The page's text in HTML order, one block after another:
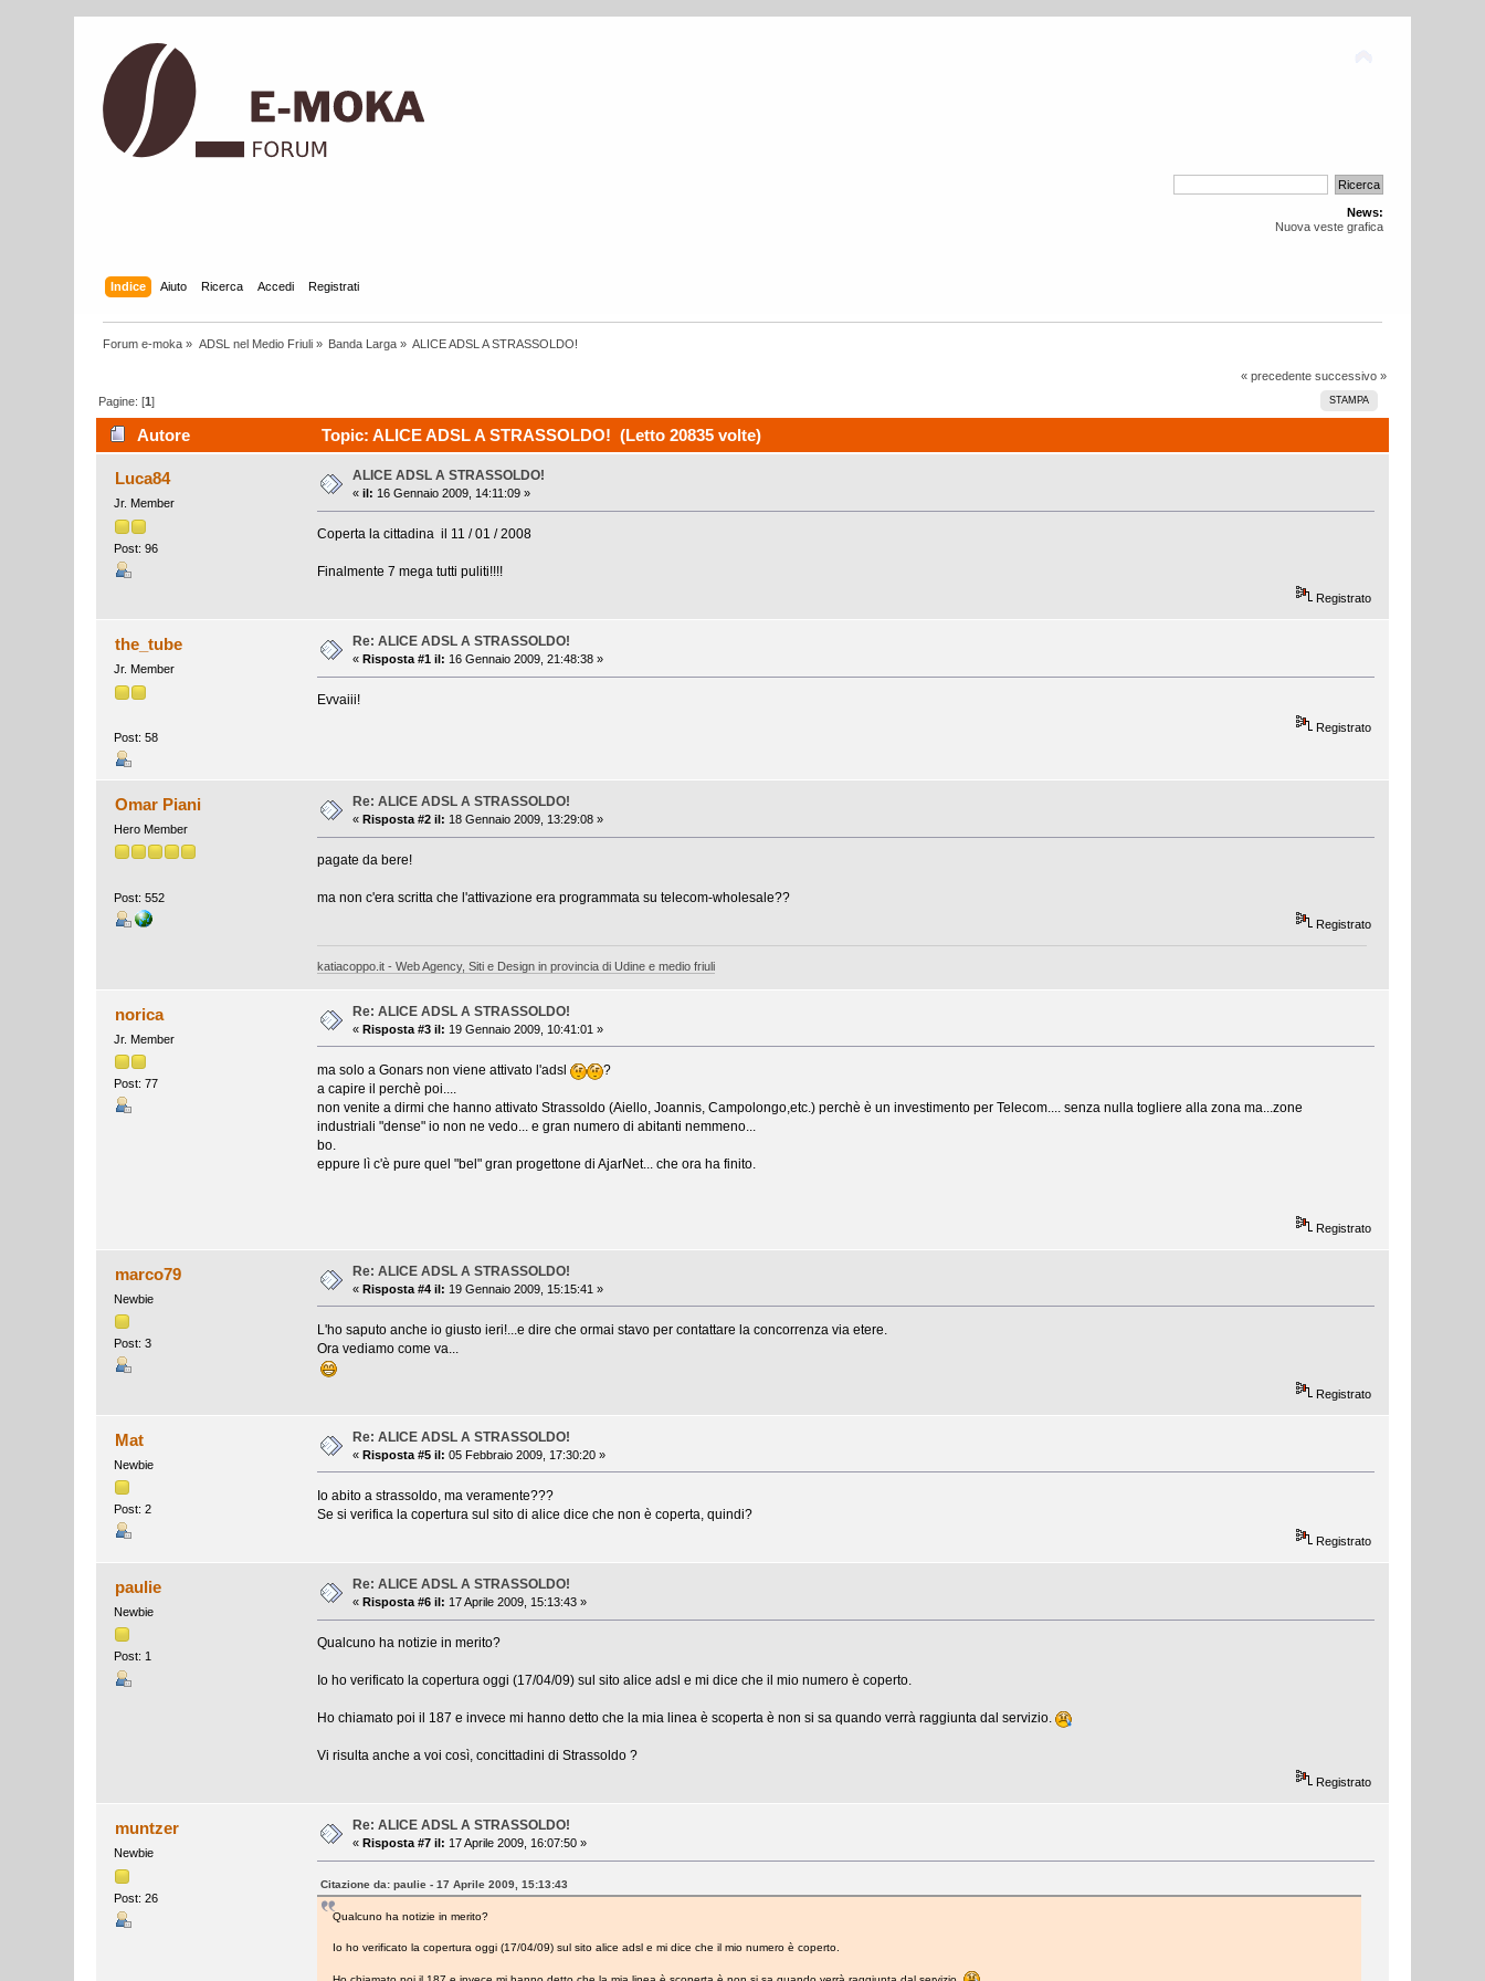
News:
Nuova veste grafica
Indice Aiuto Ricerca Accedi Registrati
Forum e-moka » ADSL nel Medio Friuli» Banda Larga » ALICE ADSL A STRASSOLDO!
« precedente successivo »
STAMPA
Pagine: [1]
Autore Topic: ALICE ADSL A STRASSOLDO! (Letto 20835 volte)
Luca84
Jr. Member
Post: 96
ALICE ADSL A STRASSOLDO!
«il: 16 Gennaio 2009, 14:11:09 »
Coperta la cittadina il 11 / 01 / 2008
Finalmente 7 mega tutti puliti!!!!
Registrato
the_tube
Jr. Member
Post: 58
Re: ALICE ADSL A STRASSOLDO!
« Risposta #1 il: 16 Gennaio 2009, 21:48:38 »
Evvaiii!
Registrato
Omar Piani
Hero Member
Post: 552
Re: ALICE ADSL A STRASSOLDO!
« Risposta #2 il: 18 Gennaio 2009, 13:29:08 »
pagate da bere!
ma non c'era scritta che l'attivazione era programmata su telecom-wholesale??
Registrato
katiacoppo.it - Web Agency, Siti e Design in provincia di Udine e medio friuli
norica
Jr. Member
Post: 77
Re: ALICE ADSL A STRASSOLDO!
«Risposta #3 il: 19 Gennaio 2009, 10:41:01 »
ma solo a Gonars non viene attivato l'adsl
?
a capire il perchè poi....
non venite a dirmi che hanno attivato Strassoldo (Aiello, Joannis, Campolongo,etc.) perchè è un investimento per Telecom.... senza nulla togliere alla zona ma...zone
industriali "dense" io non ne vedo... e gran numero di abitanti nemmeno...
bo.
eppure lì c'è pure quel "bel" gran progettone di AjarNet... che ora ha finito.
Registrato
marco79
Newbie
Post: 3
Re: ALICE ADSL A STRASSOLDO!
«Risposta #4 il: 19 Gennaio 2009, 15:15:41 »
L'ho saputo anche io giusto ieri!...e dire che ormai stavo per contattare la concorrenza via etere.
Ora vediamo come va...
Registrato
Mat
Newbie
Post: 2
Re: ALICE ADSL A STRASSOLDO!
«Risposta #5 il: 05 Febbraio 2009, 17:30:20 »
Io abito a strassoldo, ma veramente???
Se si verifica la copertura sul sito di alice dice che non è coperta, quindi?
Registrato
paulie
Newbie
Post: 1
Re: ALICE ADSL A STRASSOLDO!
«Risposta #6 il: 17 Aprile 2009, 15:13:43 »
Qualcuno ha notizie in merito?
Io ho verificato la copertura oggi (17/04/09) sul sito alice adsl e mi dice che il mio numero è coperto.
Ho chiamato poi il 187 e invece mi hanno detto che la mia linea è scoperta è non si sa quando verrà raggiunta dal servizio.
Vi risulta anche a voi così, concittadini di Strassoldo ?
Registrato
muntzer
Newbie
Post: 26
Re: ALICE ADSL A STRASSOLDO!
« Risposta #7 il: 17 Aprile 2009, 16:07:50 »
Citazione da: paulie - 17 Aprile 2009, 15:13:43
Qualcuno ha notizie in merito?
Io ho verificato la copertura oggi (17/04/09) sul sito alice adsl e mi dice che il mio numero è coperto.